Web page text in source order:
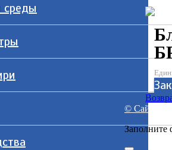
среды
© Сайт
Заполните